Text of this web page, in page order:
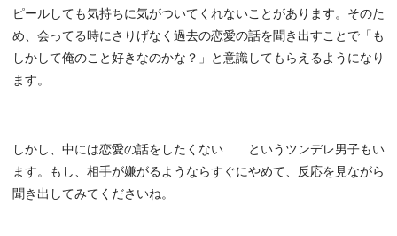
ピールしても気持ちに気がついてくれないことがあります。そのた
め、会ってる時にさりげなく過去の恋愛の話を聞き出すことで「も
しかして俺のこと好きなのかな？」と意識してもらえるようになり
ます。
しかし、中には恋愛の話をしたくない……というツンデレ男子もい
ます。もし、相手が嫌がるようならすぐにやめて、反応を見ながら
聞き出してみてくださいね。